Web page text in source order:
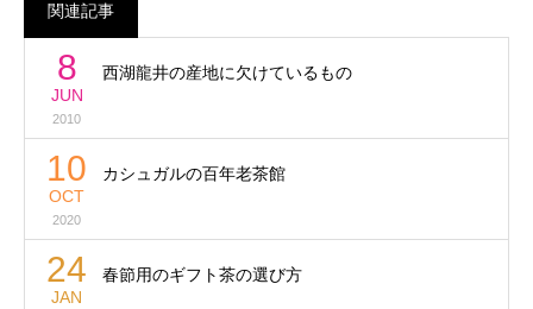
関連記事
8
JUN
2010
西湖龍井の産地に欠けているもの
10
OCT
2020
カシュガルの百年老茶館
24
JAN
春節用のギフト茶の選び方